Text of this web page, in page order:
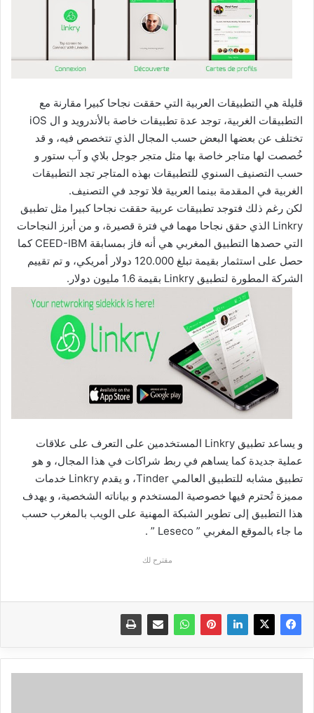
قليلة هي التطبيقات العربية التي حققت نجاحا كبيرا مقارنة مع
التطبيقات الغربية، توجد عدة تطبيقات خاصة بالأندرويد و ال iOS
تختلف عن بعضها البعض حسب المجال الذي تتخصص فيه، و قد
خُصصت لها متاجر خاصة بها مثل متجر جوجل بلاي و آب ستور و
حسب التصنيف السنوي للتطبيقات بهذه المتاجر تجد التطبيقات
الغربية في المقدمة بينما العربية فلا توجد في التصنيف.
لكن رغم ذلك فتوجد تطبيقات عربية حققت نجاحا كبيرا مثل تطبيق
Linkry الذي حقق نجاحا مهما في فترة قصيرة، و من أبرز النجاحات
التي حصدها التطبيق المغربي هي أنه فاز بمسابقة CEED-IBM كما
حصل على استثمار بقيمة تبلغ 120.000 دولار أمريكي، و تم تقييم
الشركة المطورة لتطبيق Linkry بقيمة 1.6 مليون دولار.
و يساعد تطبيق Linkry المستخدمين على التعرف على علاقات
عملية جديدة كما يساهم في ربط شراكات في هذا المجال، و هو
تطبيق مشابه للتطبيق العالمي Tinder، و يقدم Linkry خدمات
مميزة تُحترم فيها خصوصية المستخدم و بياناته الشخصية، و يهدف
هذا التطبيق إلى تطوير الشبكة المهنية على الويب بالمغرب حسب
ما جاء بالموقع المغربي ” Leseco ” .
مقترح لك